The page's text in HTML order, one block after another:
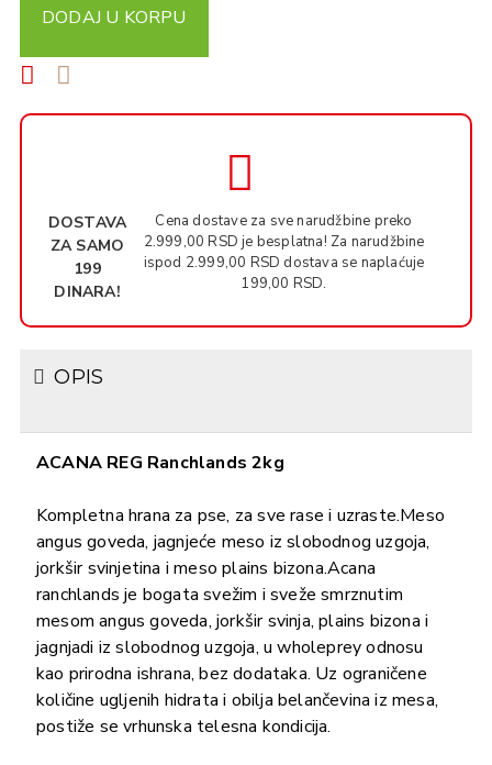
DODAJ U KORPU
DOSTAVA
ZA SAMO
199
DINARA!
Cena dostave za sve narudžbine preko
2.999,00 RSD je besplatna! Za narudžbine
ispod 2.999,00 RSD dostava se naplaćuje
199,00 RSD.
OPIS
ACANA REG Ranchlands 2kg
Kompletna hrana za pse, za sve rase i uzraste.Meso
angus goveda, jagnjeće meso iz slobodnog uzgoja,
jorkšir svinjetina i meso plains bizona.Acana
ranchlands je bogata svežim i sveže smrznutim
mesom angus goveda, jorkšir svinja, plains bizona i
jagnjadi iz slobodnog uzgoja, u wholeprey odnosu
kao prirodna ishrana, bez dodataka. Uz ograničene
količine ugljenih hidrata i obilja belančevina iz mesa,
postiže se vrhunska telesna kondicija.